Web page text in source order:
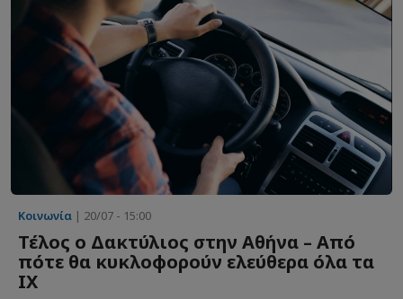
Κοινωνία | 20/07 - 15:00
Τέλος ο Δακτύλιος στην Αθήνα – Από
πότε θα κυκλοφορούν ελεύθερα όλα τα
ΙΧ